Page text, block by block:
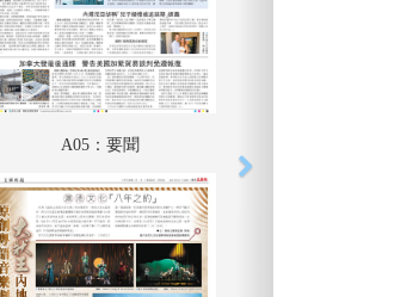
A05：要聞